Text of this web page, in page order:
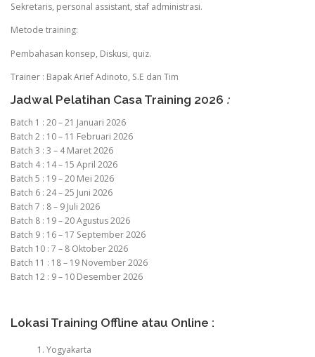
Sekretaris, personal assistant, staf administrasi.
Metode training:
Pembahasan konsep, Diskusi, quiz.
Trainer : Bapak Arief Adinoto, S.E dan Tim
Jadwal Pelatihan Casa Training 2026 :
Batch 1 : 20 – 21 Januari 2026
Batch 2 : 10 – 11 Februari 2026
Batch 3 : 3 – 4 Maret 2026
Batch 4 : 14 – 15 April 2026
Batch 5 : 19 – 20 Mei 2026
Batch 6 : 24 – 25 Juni 2026
Batch 7 : 8 – 9 Juli 2026
Batch 8 : 19 – 20 Agustus 2026
Batch 9 : 16 – 17 September 2026
Batch 10 : 7 – 8 Oktober 2026
Batch 11 : 18 – 19 November 2026
Batch 12 : 9 – 10 Desember 2026
Lokasi Training Offline atau Online :
Yogyakarta